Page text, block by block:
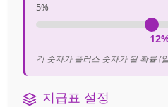
5%
각 숫자가 플러스 숫자가 될 확률 (
지급표 설정